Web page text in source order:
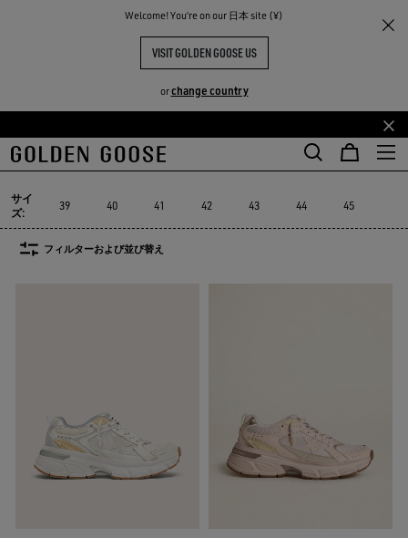
Welcome! You‘re on our 日本 site (¥)
VISIT GOLDEN GOOSE US
orchange country
メ
イ
コ
ン
テ
フ
ッ
ー
コ
ン
Lightstar
LIGHTSTAR メンズ
Lightstar Space-Star
Space-Star
サステナブル
サステナブル
マストハブ
マストハブ
Suede
Suede
サイ
ズ:
39 40 41 42 43 44 45
フィルターおよび並び替え